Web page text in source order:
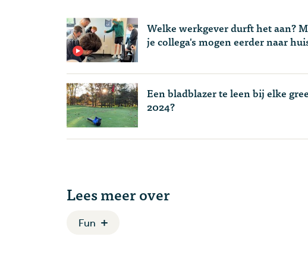
Welke werkgever durft het aan?
je collega's mogen eerder naar
Een bladblazer te leen bij elke
2024?
Lees meer over
Fun